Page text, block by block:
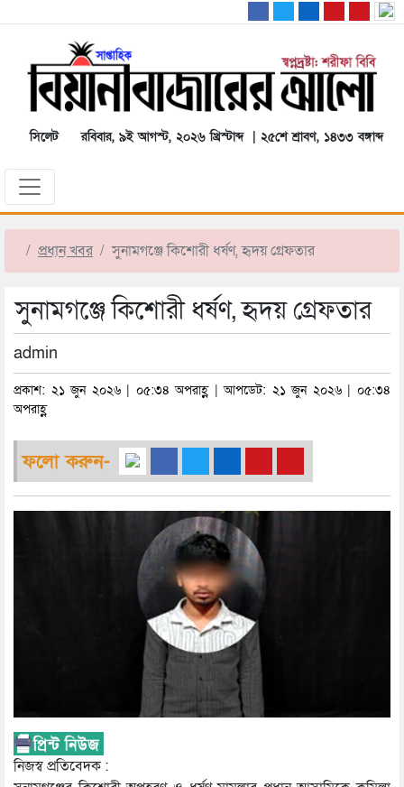
সিলেট রবিবার, ৯ই আগস্ট, ২০২৬ খ্রিস্টাব্দ | ২৫শে শ্রাবণ, ১৪৩৩ বঙ্গাব্দ
প্রধান খবর সুনামগঞ্জে কিশোরী ধর্ষণ, হৃদয় গ্রেফতার
সুনামগঞ্জে কিশোরী ধর্ষণ, হৃদয় গ্রেফতার
admin
প্রকাশ: ২১ জুন ২০২৬ | ০৫:৩৪ অপরাহ্ণ | আপডেট: ২১ জুন ২০২৬ | ০৫:৩৪
অপরাহ্ণ
ফলো করুন-
নিজস্ব প্রতিবেদক :